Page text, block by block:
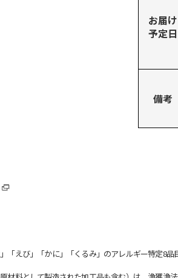
お届け
予定日
備考
「えび」「かに」「くるみ」のアレルギー特定8品